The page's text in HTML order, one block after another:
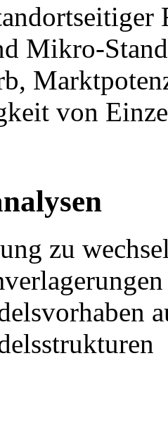
Mikro-
von
zu